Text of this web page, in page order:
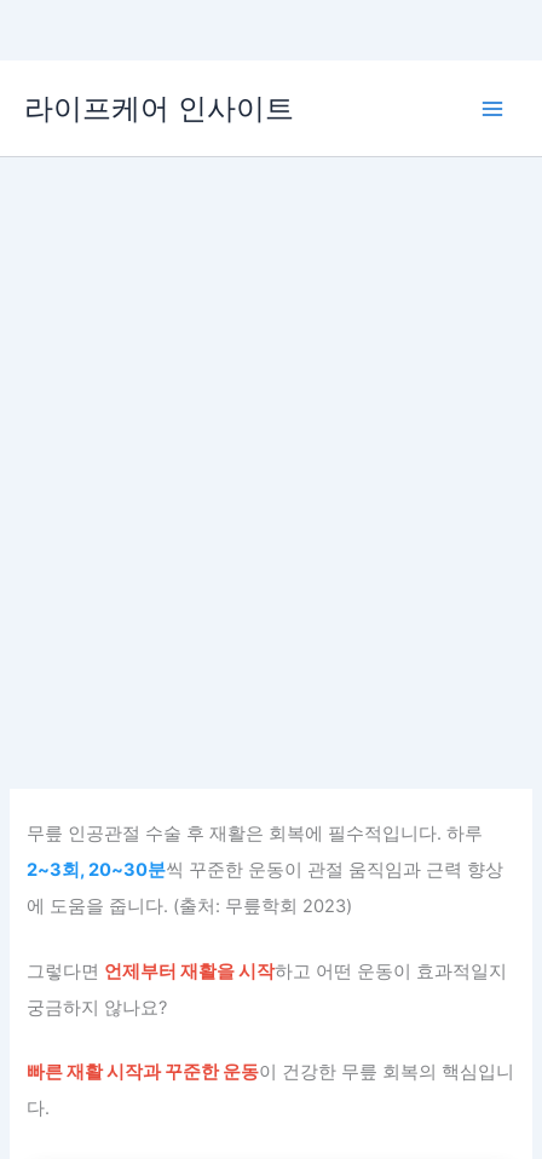
로
라이프케어 인사이트
무릎 인공관절 수술 후 재활은 회복에 필수적입니다. 하루
2~3회, 20~30분씩 꾸준한 운동이 관절 움직임과 근력 향상
에 도움을 줍니다. (출처: 무릎학회 2023)
그렇다면 언제부터 재활을 시작하고 어떤 운동이 효과적일지
궁금하지 않나요?
빠른 재활 시작과 꾸준한 운동이 건강한 무릎 회복의 핵심입니
다.